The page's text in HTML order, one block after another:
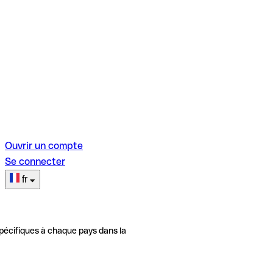
Ouvrir un compte
Se connecter
fr
à chaque pays dans la